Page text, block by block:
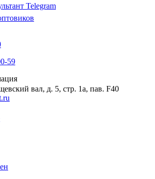
Telegram
59
вал, д. 5, стр. 1а, пав. F40